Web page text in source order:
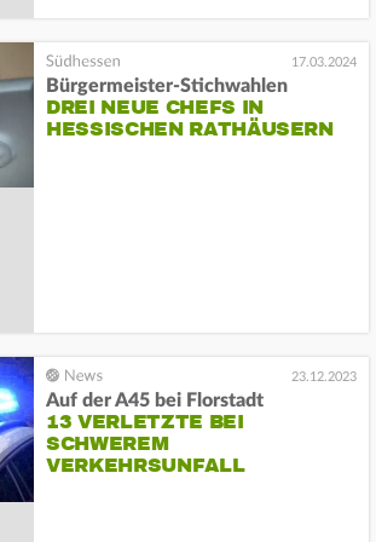
17.03.2024
Bürgermeister-Stichwahlen
DREI NEUE CHEFS IN
HESSISCHEN RATHÄUSERN
23.12.2023
Auf der A45 bei Florstadt
13 VERLETZTE BEI
SCHWEREM
VERKEHRSUNFALL